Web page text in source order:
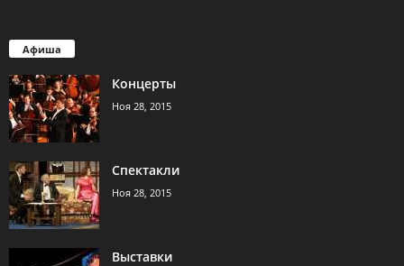
Афиша
Концерты
Ноя 28, 2015
Спектакли
Ноя 28, 2015
Выставки